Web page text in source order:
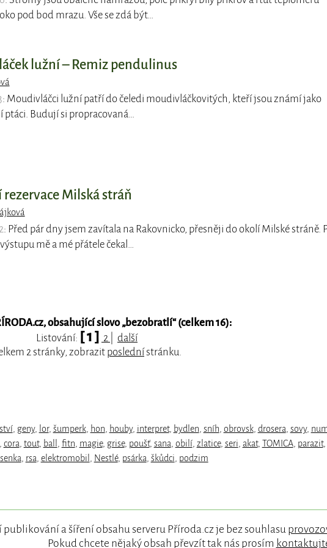
pod bod mrazu. Vše se zdá být…
lužní – Remiz pendulinus
: Moudivláčci lužní patří do čeledi moudivláčkovitých, kteří jsou známí jako
ptáci. Budují si propracovaná…
Milská stráň
: Před pár dny jsem zavítala na Rakovnicko, přesněji do okolí Milské stráně.
mě a mé přátele čekal…
obsahující slovo „bezobratlí“ (celkem 16):
Listování: [ 1 ] 2
další
2 stránky, zobrazit poslednístránku.
, geny, lor, šumperk, hon houby, interpret, bydlen sníh obrovsk, drosera sovy,
cora tout, ball fitn magie, grise, poušť, sana obilí, zlatice, seri akat, TOMICA, parazit,
rsa elektromobil Nestlé, psárka škůdci podzim
publikování a šíření obsahu serveru Příroda.cz je bez souhlasu
Pokud chcete nějaký obsah převzít tak nás prosím